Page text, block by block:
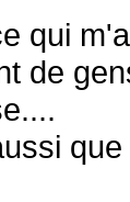
qui
de